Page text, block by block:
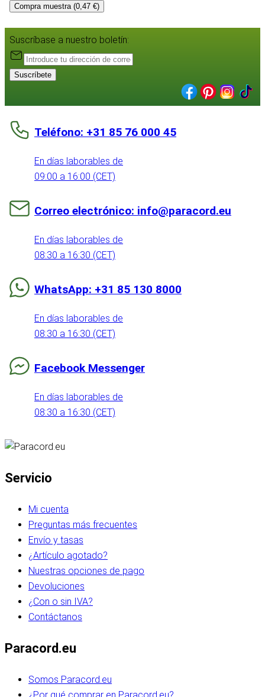
Compra muestra (0,47 €)
Suscríbase a nuestro boletín:
Suscríbete
Teléfono: +31 85 76 000 45
En días laborables de
09:00 a 16:00 (CET)
Correo electrónico: info@paracord.eu
En días laborables de
08:30 a 16:30 (CET)
WhatsApp: +31 85 130 8000
En días laborables de
08:30 a 16:30 (CET)
Facebook Messenger
En días laborables de
08:30 a 16:30 (CET)
Servicio
Mi cuenta
Preguntas más frecuentes
Envío y tasas
¿Artículo agotado?
Nuestras opciones de pago
Devoluciones
¿Con o sin IVA?
Contáctanos
Paracord.eu
Somos Paracord.eu